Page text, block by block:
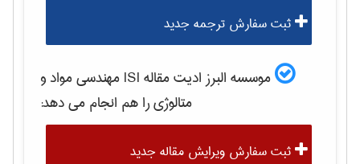
ثبت سفارش ترجمه جدید
موسسه البرز ادیت مقاله ISI
مهندسی مواد و
متالوژیرا هم انجام می دهد:
ثبت سفارش ویرایش مقاله جدید